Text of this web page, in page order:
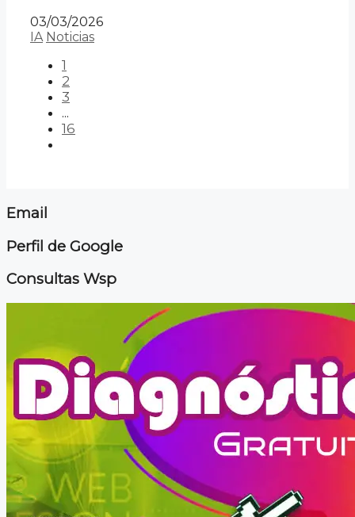
03/03/2026
IA Noticias
1
2
3
...
16
Email
Perfil de Google
Consultas Wsp